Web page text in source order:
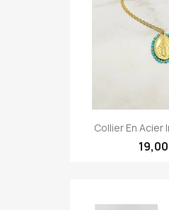
Collier En Acier